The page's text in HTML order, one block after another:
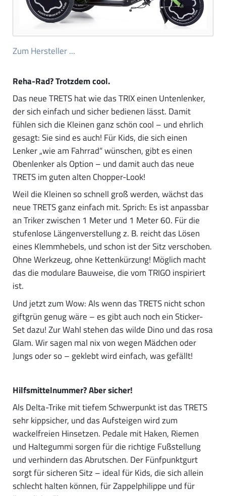
Zum Hersteller ...
Reha-Rad? Trotzdem cool.
Das neue TRETS hat wie das TRIX einen Untenlenker,
der sich einfach und sicher bedienen lässt. Damit
fühlen sich die Kleinen ganz schön cool – und ehrlich
gesagt: Sie sind es auch! Für Kids, die sich einen
Lenker „wie am Fahrrad“ wünschen, gibt es einen
Obenlenker als Option – und damit auch das neue
TRETS im guten alten Chopper-Look!
Weil die Kleinen so schnell groß werden, wächst das
neue TRETS ganz einfach mit. Sprich: Es ist anpassbar
an Triker zwischen 1 Meter und 1 Meter 60. Für die
stufenlose Längenverstellung z. B. reicht das Lösen
eines Klemmhebels, und schon ist der Sitz verschoben.
Ohne Werkzeug, ohne Kettenkürzung! Möglich macht
das die modulare Bauweise, die vom TRIGO inspiriert
ist.
Und jetzt zum Wow: Als wenn das TRETS nicht schon
giftgrün genug wäre – es gibt auch noch ein Sticker-
Set dazu! Zur Wahl stehen das wilde Dino und das rosa
Glam. Wir sagen mal nix von wegen Mädchen oder
Jungs oder so – geklebt wird einfach, was gefällt!
Hilfsmittelnummer? Aber sicher!
Als Delta-Trike mit tiefem Schwerpunkt ist das TRETS
sehr kippsicher, und das Aufsteigen wird zum
wackelfreien Hinsetzen. Pedale mit Haken, Riemen
und Haltegummi sorgen für die richtige Fußstellung
und verhindern das Abrutschen. Der Fünfpunktgurt
sorgt für sicheren Sitz – ideal für Kids, die sich allein
schlecht halten können, für Zappelphilippe und für